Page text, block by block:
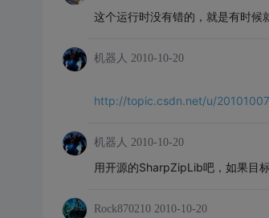
这个运行时没有错的，就是有时候
机器人 2010-10-20
http://topic.csdn.net/u/
机器人 2010-10-20
用开源的SharpZipLib吧，如果目
Rock870210 2010-10-20